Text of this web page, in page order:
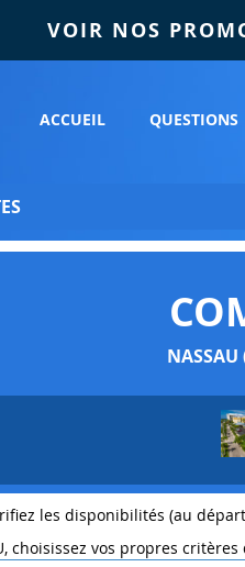
VOIR NOS
ACCUEIL QUESTIONS
NASSAU
les disponibilités (au
choisissez vos propres